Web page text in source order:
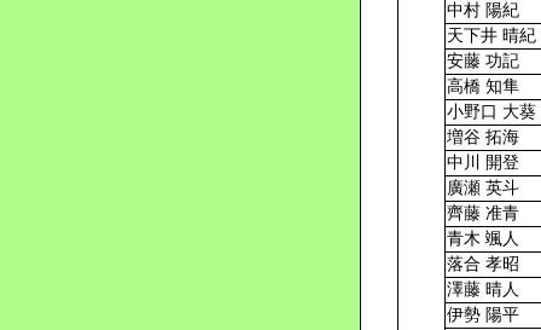
中村 陽紀
天下井 晴紀
安藤 功記
高橋 知隼
小野口 大葵
増谷 拓海
中川 開登
廣瀬 英斗
齊藤 准青
青木 颯人
落合 孝昭
澤藤 晴人
伊勢 陽平